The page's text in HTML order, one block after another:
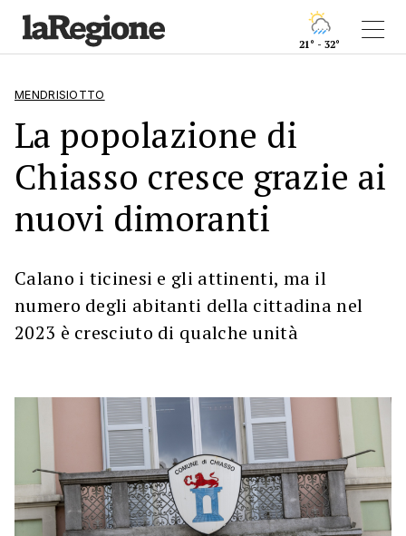
21° - 32°
MENDRISIOTTO
La popolazione di
Chiasso cresce grazie ai
nuovi dimoranti
Calano i ticinesi e gli attinenti, ma il
numero degli abitanti della cittadina nel
2023 è cresciuto di qualche unità